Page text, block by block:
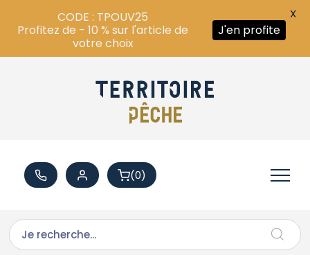
(0)
CODE : TPOUV25
Profitez de - 10 % sur l'article de
votre choix
J'en profite
X